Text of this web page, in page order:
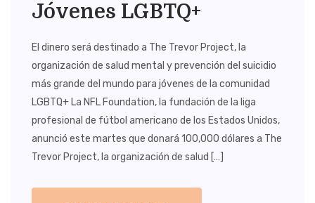
Jóvenes LGBTQ+
El dinero será destinado a The Trevor Project, la
organización de salud mental y prevención del suicidio
más grande del mundo para jóvenes de la comunidad
LGBTQ+ La NFL Foundation, la fundación de la liga
profesional de fútbol americano de los Estados Unidos,
anunció este martes que donará 100,000 dólares a The
Trevor Project, la organización de salud […]